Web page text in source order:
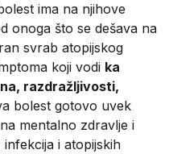
ima na njihove
onoga što se dešava na
svrab atopijskog
koji vodi ka
razdražljivosti,
bolest gotovo uvek
mentalno zdravlje i
i atopijskih